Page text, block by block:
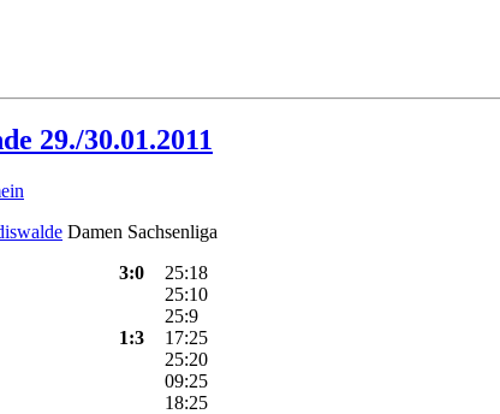
29./30.01.2011
Damen Sachsenliga
3:0
25:18
25:10
25:9
1:3
17:25
25:20
09:25
18:25